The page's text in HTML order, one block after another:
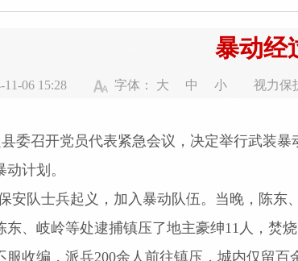
暴动经
06 15:28 字体： 大 中 小 视力保
委召开党员代表紧急会议，决定举行武装
计划。
安队士兵起义，加入暴动队伍。当晚，陈东
东、岐岭等处逮捕镇压了地主豪绅11 人，焚
服收编，派兵200余人前往镇压，城内仅留百